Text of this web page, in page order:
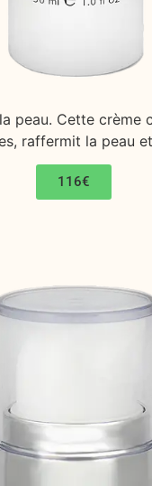
Cette
raffermit la peau
116€